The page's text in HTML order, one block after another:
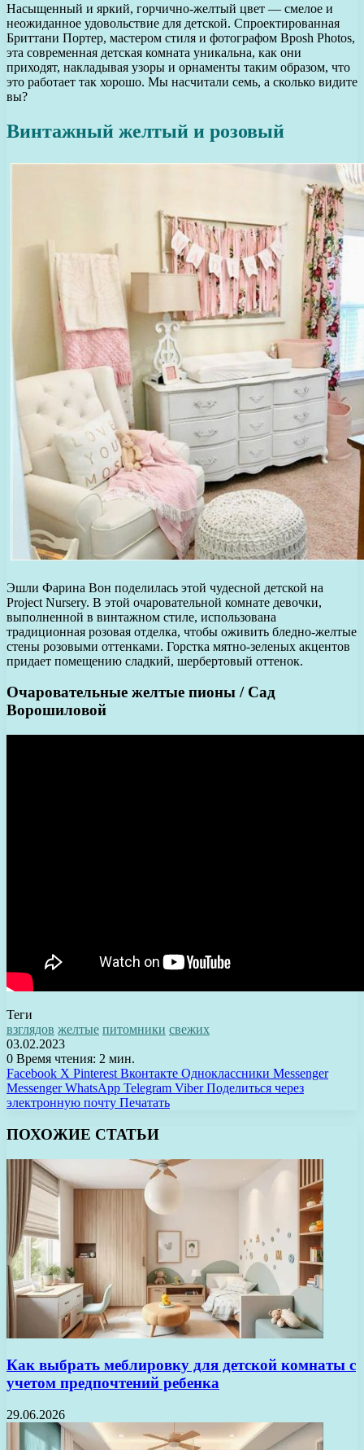
Насыщенный и яркий, горчично-желтый цвет — смелое и
неожиданное удовольствие для детской. Спроектированная
Бриттани Портер, мастером стиля и фотографом Bposh Photos,
эта современная детская комната уникальна, как они
приходят, накладывая узоры и орнаменты таким образом, что
это работает так хорошо. Мы насчитали семь, а сколько видите
вы?
Винтажный желтый и розовый
Эшли Фарина Вон поделилась этой чудесной детской на
Project Nursery. В этой очаровательной комнате девочки,
выполненной в винтажном стиле, использована
традиционная розовая отделка, чтобы оживить бледно-желтые
стены розовыми оттенками. Горстка мятно-зеленых акцентов
придает помещению сладкий, шербертовый оттенок.
Очаровательные желтые пионы / Сад
Ворошиловой
Теги
взглядов желтые питомники свежих
03.02.2023
0 Время чтения: 2 мин.
Facebook X Pinterest Вконтакте Одноклассники Messenger
Messenger WhatsApp Telegram Viber Поделиться через
электронную почту Печатать
ПОХОЖИЕ СТАТЬИ
Как выбрать меблировку для детской комнаты с
учетом предпочтений ребенка
29.06.2026